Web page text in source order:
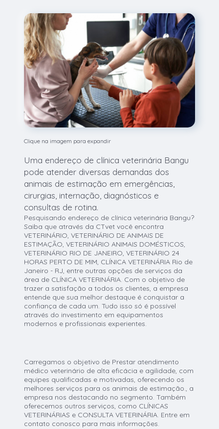
Clique na imagem para expandir
Uma endereço de clínica veterinária Bangu
pode atender diversas demandas dos
animais de estimação em emergências,
cirurgias, internação, diagnósticos e
consultas de rotina.
Pesquisando endereço de clínica veterinária Bangu?
Saiba que através da CTvet você encontra
VETERINÁRIO, VETERINÁRIO DE ANIMAIS DE
ESTIMAÇÃO, VETERINÁRIO ANIMAIS DOMÉSTICOS,
VETERINÁRIO RIO DE JANEIRO, VETERINÁRIO 24
HORAS PERTO DE MIM, CLÍNICA VETERINÁRIA Rio de
Janeiro - RJ, entre outras opções de serviços da
área de CLÍNICA VETERINÁRIA. Com o objetivo de
trazer a satisfação a todos os clientes, a empresa
entende que sua melhor destaque é conquistar a
confiança de cada um. Tudo isso só é possível
através do investimento em equipamentos
modernos e profissionais experientes.
Carregamos o objetivo de Prestar atendimento
médico veterinário de alta eficácia e agilidade, com
equipes qualificadas e motivadas, oferecendo os
melhores serviços para os animais de estimação., a
empresa nos destacando no segmento. Também
oferecemos outros serviços, como CLÍNICAS
VETERINÁRIAS e CONSULTA VETERINÁRIA. Entre em
contato conosco para mais informações.